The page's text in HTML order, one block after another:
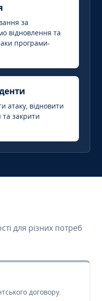
за
відновлення та
програми-
атаку, відновити
та закрити
для різних потреб
договору.